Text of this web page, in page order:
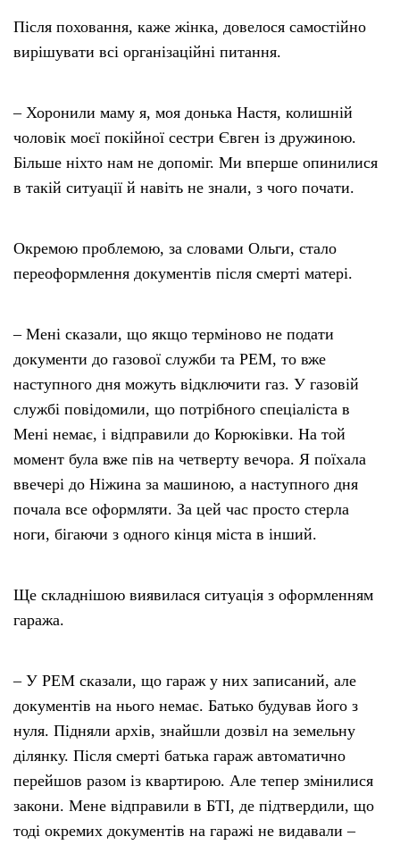
Після поховання, каже жінка, довелося самостійно
вирішувати всі організаційні питання.
– Хоронили маму я, моя донька Настя, колишній
чоловік моєї покійної сестри Євген із дружиною.
Більше ніхто нам не допоміг. Ми вперше опинилися
в такій ситуації й навіть не знали, з чого почати.
Окремою проблемою, за словами Ольги, стало
переоформлення документів після смерті матері.
– Мені сказали, що якщо терміново не подати
документи до газової служби та РЕМ, то вже
наступного дня можуть відключити газ. У газовій
службі повідомили, що потрібного спеціаліста в
Мені немає, і відправили до Корюківки. На той
момент була вже пів на четверту вечора. Я поїхала
ввечері до Ніжина за машиною, а наступного дня
почала все оформляти. За цей час просто стерла
ноги, бігаючи з одного кінця міста в інший.
Ще складнішою виявилася ситуація з оформленням
гаража.
– У РЕМ сказали, що гараж у них записаний, але
документів на нього немає. Батько будував його з
нуля. Підняли архів, знайшли дозвіл на земельну
ділянку. Після смерті батька гараж автоматично
перейшов разом із квартирою. Але тепер змінилися
закони. Мене відправили в БТІ, де підтвердили, що
тоді окремих документів на гаражі не видавали –